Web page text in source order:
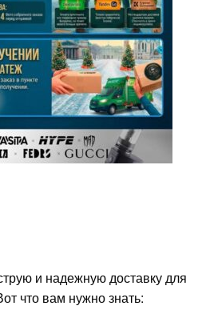
и надежную доставку для
что вам нужно знать: